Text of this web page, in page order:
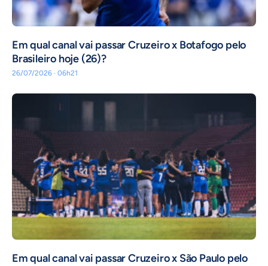
Em qual canal vai passar Cruzeiro x Botafogo pelo
Brasileiro hoje (26)?
26/07/2026 · 06h21
Em qual canal vai passar Cruzeiro x São Paulo pelo